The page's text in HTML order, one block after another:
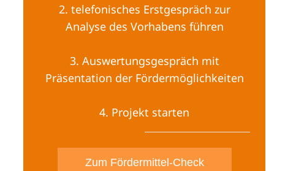
2. telefonisches Erstgespräch zur
Analyse des Vorhabens führen
3. Auswertungsgespräch mit
Präsentation der Fördermöglichkeiten
4. Projekt starten
Zum Fördermittel-Check